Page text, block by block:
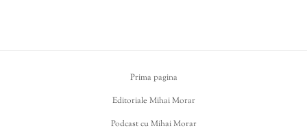
Prima pagina
Editoriale Mihai Morar
Podcast cu Mihai Morar